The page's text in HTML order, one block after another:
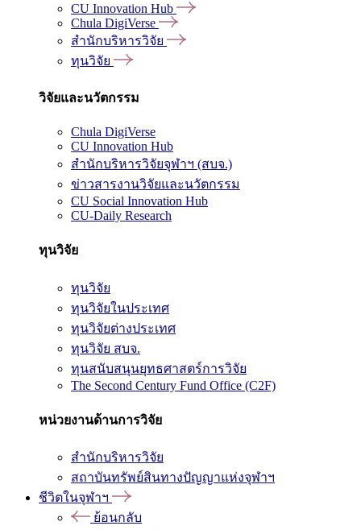
CU Innovation Hub
Chula DigiVerse
สำนักบริหารวิจัย
ทุนวิจัย
วิจัยและนวัตกรรม
Chula DigiVerse
CU Innovation Hub
สำนักบริหารวิจัยจุฬาฯ (สบจ.)
ข่าวสารงานวิจัยและนวัตกรรม
CU Social Innovation Hub
CU-Daily Research
ทุนวิจัย
ทุนวิจัย
ทุนวิจัยในประเทศ
ทุนวิจัยต่างประเทศ
ทุนวิจัย สบจ.
ทุนสนับสนุนยุทธศาสตร์การวิจัย
The Second Century Fund Office (C2F)
หน่วยงานด้านการวิจัย
สำนักบริหารวิจัย
สถาบันทรัพย์สินทางปัญญาแห่งจุฬาฯ
ชีวิตในจุฬาฯ
ย้อนกลับ